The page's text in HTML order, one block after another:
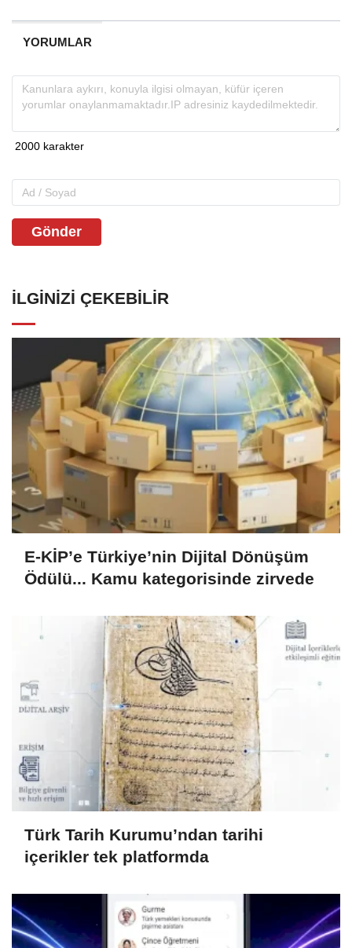
YORUMLAR
Gönder
İLGINIZI ÇEKEBILIR
E-KİP’e Türkiye’nin Dijital Dönüşüm
Ödülü... Kamu kategorisinde zirvede
Türk Tarih Kurumu’ndan tarihi
içerikler tek platformda